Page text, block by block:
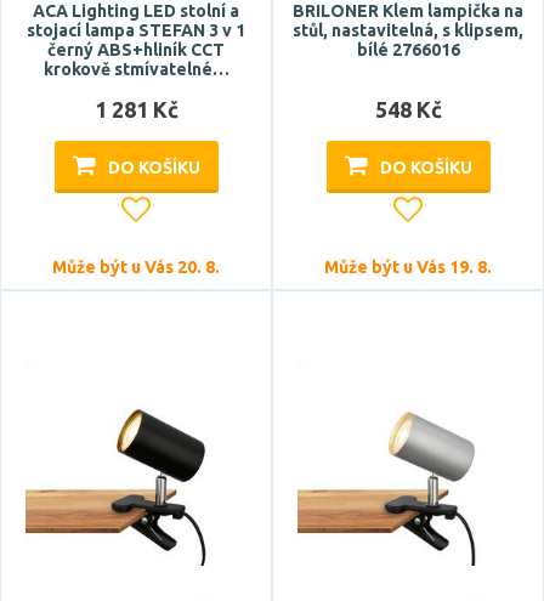
Tvar / motiv
kónický
kulatý
oválný
Zobrazit více
ACA Lighting LED stolní a
stojací lampa STEFAN 3 v 1
černý ABS+hliník CCT
krokově stmívatelné…
1 281 Kč
DO KOŠÍKU
Může být u Vás 20. 8.
BRILONER Klem lampička na
stůl, nastavitelná, s klipsem,
bílé 2766016
548 Kč
DO KOŠÍKU
Může být u Vás 19. 8.